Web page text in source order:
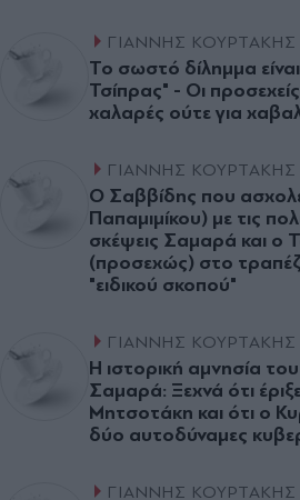
ΓΙΑΝΝΗΣ ΚΟΥΡΤΑΚΗΣ
Το σωστό δίλημμα
Τσίπρας" - Οι
χαλαρές ούτε για
ΓΙΑΝΝΗΣ ΚΟΥΡΤΑΚΗΣ
Ο Σαββίδης που
Παπαµιµίκου) µε τις
σκέψεις Σαμαρά και ο
(προσεχώς) στο
"ειδικού σκοπού"
ΓΙΑΝΝΗΣ ΚΟΥΡΤΑΚΗΣ
Η ιστορική αμνησία
Σαμαρά: Ξεχνά ότι
Μητσοτάκη και ότι ο
δύο αυτοδύναμες
ΓΙΑΝΝΗΣ ΚΟΥΡΤΑΚΗΣ